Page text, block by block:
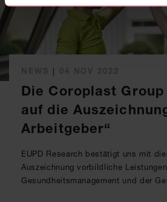
|
Die Coroplast
auf die
Arbeitgeber“
EUPD Research bestätigt uns mit
Auszeichnung vorbildliche
Gesundheitsmanagement und der